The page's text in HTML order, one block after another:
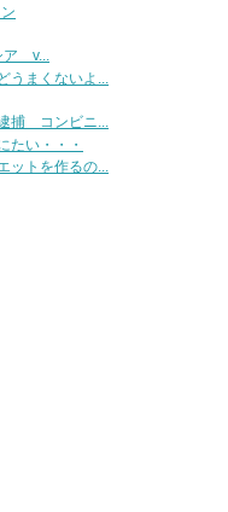
ア v...
まくないよ...
捕 コンビニ...
たい・・・
ットを作るの...